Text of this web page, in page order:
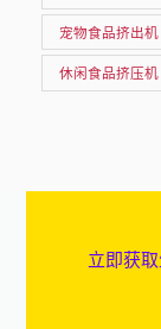
宠物食品挤出机
休闲食品挤压机
立即获